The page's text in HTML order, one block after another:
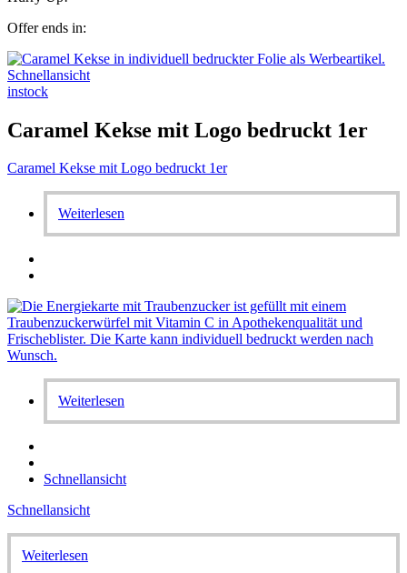
Offer ends in:
Schnellansicht
instock
Caramel Kekse mit Logo bedruckt 1er
Caramel Kekse mit Logo bedruckt 1er
Weiterlesen
Weiterlesen
Schnellansicht
Schnellansicht
Weiterlesen